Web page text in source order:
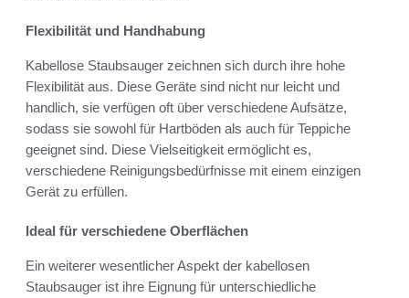
Flexibilität und Handhabung
Kabellose Staubsauger zeichnen sich durch ihre hohe
Flexibilität aus. Diese Geräte sind nicht nur leicht und
handlich, sie verfügen oft über verschiedene Aufsätze,
sodass sie sowohl für Hartböden als auch für Teppiche
geeignet sind. Diese Vielseitigkeit ermöglicht es,
verschiedene Reinigungsbedürfnisse mit einem einzigen
Gerät zu erfüllen.
Ideal für verschiedene Oberflächen
Ein weiterer wesentlicher Aspekt der kabellosen
Staubsauger ist ihre Eignung für unterschiedliche